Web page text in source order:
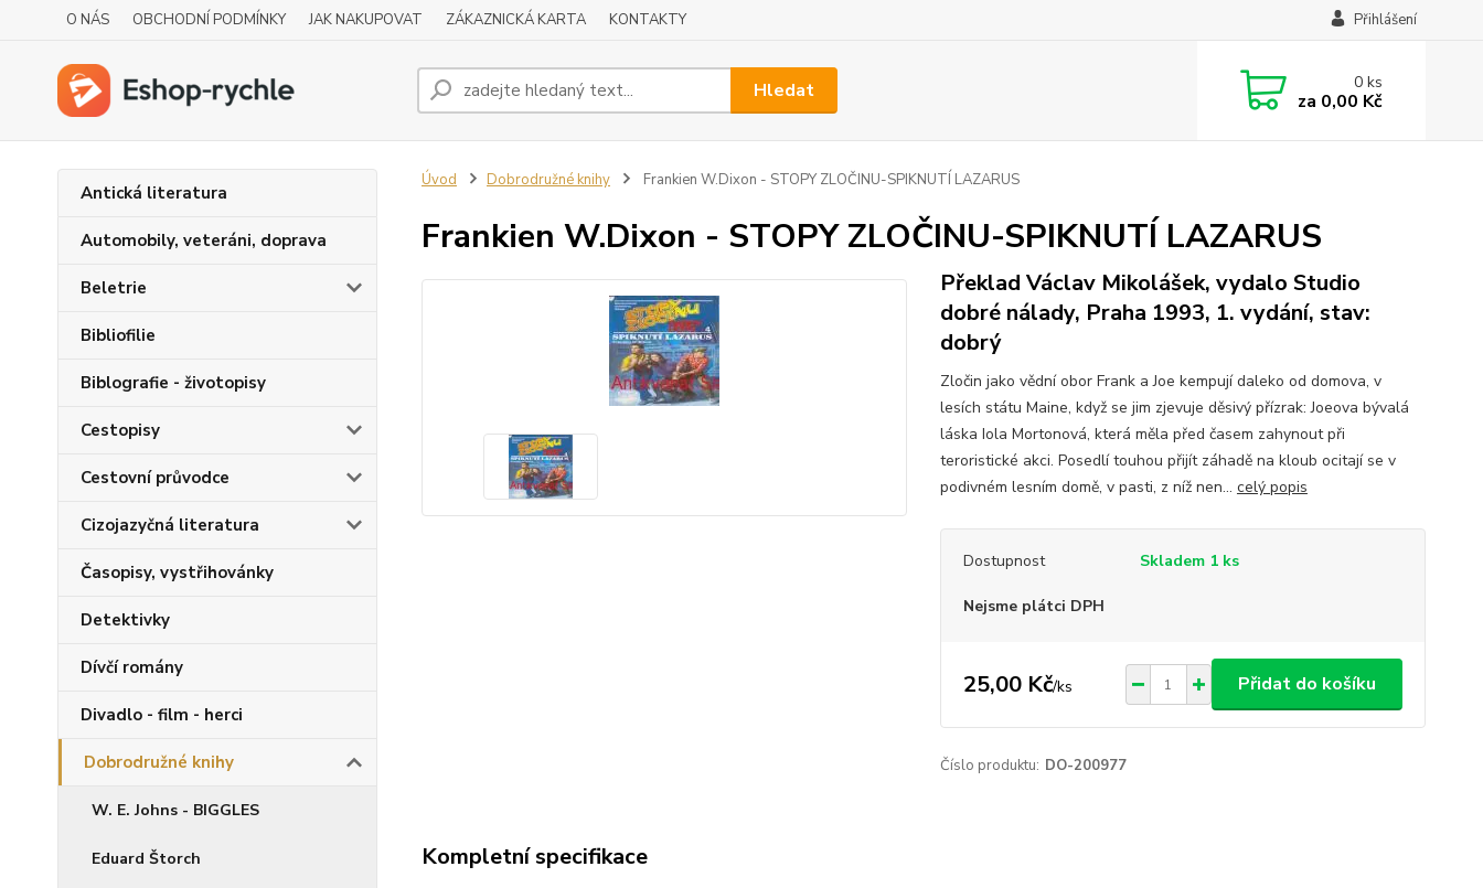
O NÁS OBCHODNÍ PODMÍNKY JAK NAKUPOVAT ZÁKAZNICKÁ KARTA KONTAKTY Přihlášení
Hledat 0ks
za 0,00 Kč
Antická literatura
Automobily, veteráni, doprava
Beletrie
Bibliofilie
Biblografie - životopisy
Cestopisy
Cestovní průvodce
Cizojazyčná literatura
Časopisy, vystřihovánky
Detektivky
Dívčí romány
Divadlo - film - herci
Dobrodružné knihy
W. E. Johns - BIGGLES
Eduard Štorch
Úvod Dobrodružné knihy Frankien W.Dixon - STOPY ZLOČINU-SPIKNUTÍ LAZARUS
Frankien W.Dixon - STOPY ZLOČINU-SPIKNUTÍ LAZARUS
Překlad Václav Mikolášek, vydalo Studio
dobré nálady, Praha 1993, 1. vydání, stav:
dobrý
Zločin jako vědní obor Frank a Joe kempují daleko od domova, v
lesích státu Maine, když se jim zjevuje děsivý přízrak: Joeova bývalá
láska Iola Mortonová, která měla před časem zahynout při
teroristické akci. Posedlí touhou přijít záhadě na kloub ocitají se v
podivném lesním domě, v pasti, z níž nen... celý popis
Dostupnost Skladem 1 ks
Nejsme plátci DPH
25,00 Kč/ks Přidat do košíku
Číslo produktu: DO-200977
Kompletní specifikace